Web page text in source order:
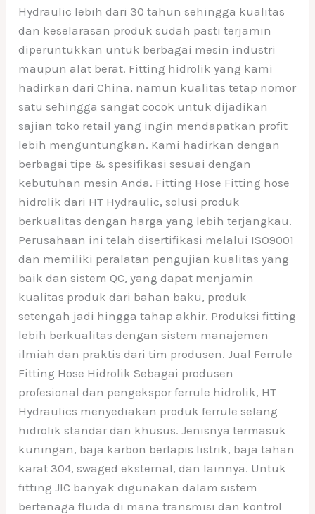
Hydraulic lebih dari 30 tahun sehingga kualitas
dan keselarasan produk sudah pasti terjamin
diperuntukkan untuk berbagai mesin industri
maupun alat berat. Fitting hidrolik yang kami
hadirkan dari China, namun kualitas tetap nomor
satu sehingga sangat cocok untuk dijadikan
sajian toko retail yang ingin mendapatkan profit
lebih menguntungkan. Kami hadirkan dengan
berbagai tipe & spesifikasi sesuai dengan
kebutuhan mesin Anda. Fitting Hose Fitting hose
hidrolik dari HT Hydraulic, solusi produk
berkualitas dengan harga yang lebih terjangkau.
Perusahaan ini telah disertifikasi melalui ISO9001
dan memiliki peralatan pengujian kualitas yang
baik dan sistem QC, yang dapat menjamin
kualitas produk dari bahan baku, produk
setengah jadi hingga tahap akhir. Produksi fitting
lebih berkualitas dengan sistem manajemen
ilmiah dan praktis dari tim produsen. Jual Ferrule
Fitting Hose Hidrolik Sebagai produsen
profesional dan pengekspor ferrule hidrolik, HT
Hydraulics menyediakan produk ferrule selang
hidrolik standar dan khusus. Jenisnya termasuk
kuningan, baja karbon berlapis listrik, baja tahan
karat 304, swaged eksternal, dan lainnya. Untuk
fitting JIC banyak digunakan dalam sistem
bertenaga fluida di mana transmisi dan kontrol